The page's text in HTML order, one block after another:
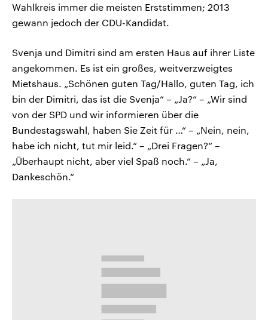
Wahlkreis immer die meisten Erststimmen; 2013
gewann jedoch der CDU-Kandidat.
Svenja und Dimitri sind am ersten Haus auf ihrer Liste
angekommen. Es ist ein großes, weitverzweigtes
Mietshaus. „Schönen guten Tag/Hallo, guten Tag, ich
bin der Dimitri, das ist die Svenja“ – „Ja?“ – „Wir sind
von der SPD und wir informieren über die
Bundestagswahl, haben Sie Zeit für …“ – „Nein, nein,
habe ich nicht, tut mir leid.“ – „Drei Fragen?“ –
„Überhaupt nicht, aber viel Spaß noch.“ – „Ja,
Dankeschön.“